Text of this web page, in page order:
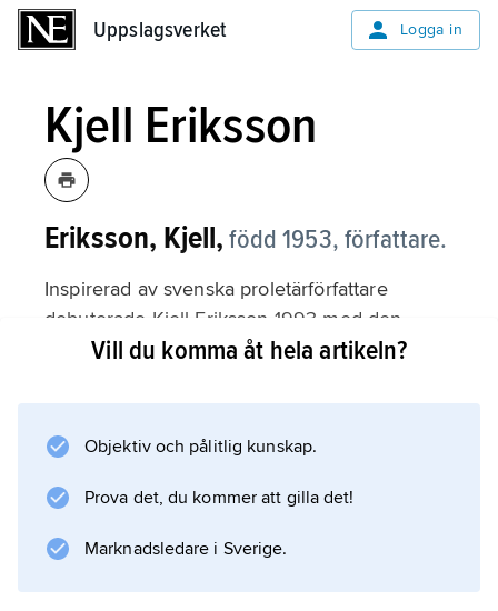
Uppslagsverket Logga in
Kjell Eriksson
Eriksson, Kjell, född 1953, författare.
Inspirerad av svenska proletärförfattare
debuterade Kjell Eriksson 1993 med den
samhällsgranskande romanen
Frihetsgrisen
Vill du komma åt hela artikeln?
Objektiv och pålitlig kunskap.
Prova det, du kommer att gilla det!
Marknadsledare i Sverige.